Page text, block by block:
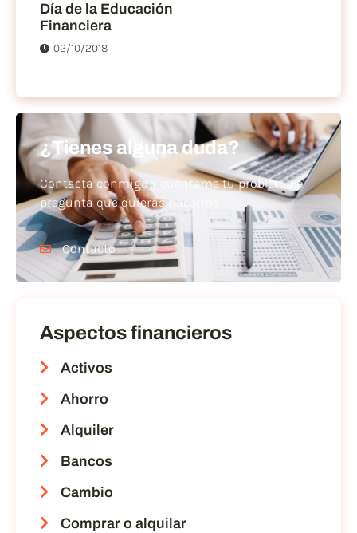
Día de la Educación
Financiera
02/10/2018
¿Tienes alguna duda?
Contacta conmigo y cuéntame tu problema o
pregunta que quieras hacerme
Contacto
Aspectos financieros
Activos
Ahorro
Alquiler
Bancos
Cambio
Comprar o alquilar